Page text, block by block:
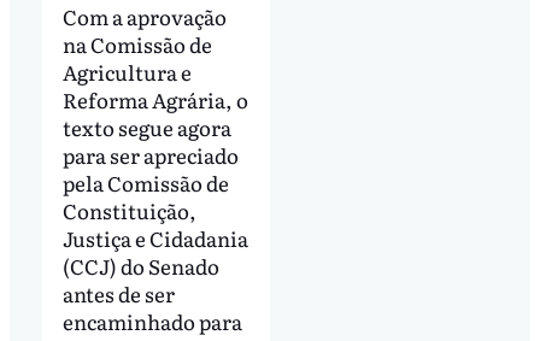
Com a aprovação
na Comissão de
Agricultura e
Reforma Agrária, o
texto segue agora
para ser apreciado
pela Comissão de
Constituição,
Justiça e Cidadania
(CCJ) do Senado
antes de ser
encaminhado para